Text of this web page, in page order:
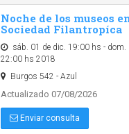
Noche de los museos
Sociedad Filantropíca
sáb. 01 de dic. 19:00 hs - dom.
22:00 hs 2018
Burgos 542 - Azul
Actualizado 07/08/2026
Enviar consulta